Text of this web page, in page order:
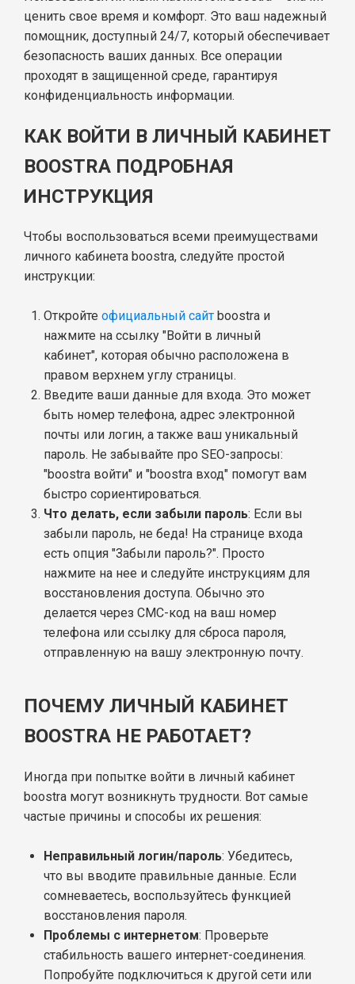
ценить свое время и комфорт. Это ваш надежный
помощник, доступный 24/7, который обеспечивает
безопасность ваших данных. Все операции
проходят в защищенной среде, гарантируя
конфиденциальность информации.
КАК ВОЙТИ В ЛИЧНЫЙ КАБИНЕТ
BOOSTRA ПОДРОБНАЯ
ИНСТРУКЦИЯ
Чтобы воспользоваться всеми преимуществами
личного кабинета boostra, следуйте простой
инструкции:
Откройте официальный сайт boostra и
нажмите на ссылку "Войти в личный
кабинет", которая обычно расположена в
правом верхнем углу страницы.
Введите ваши данные для входа. Это может
быть номер телефона, адрес электронной
почты или логин, а также ваш уникальный
пароль. Не забывайте про SEO-запросы:
"boostra войти" и "boostra вход" помогут вам
быстро сориентироваться.
Что делать, если забыли пароль: Если вы
забыли пароль, не беда! На странице входа
есть опция "Забыли пароль?". Просто
нажмите на нее и следуйте инструкциям для
восстановления доступа. Обычно это
делается через СМС-код на ваш номер
телефона или ссылку для сброса пароля,
отправленную на вашу электронную почту.
ПОЧЕМУ ЛИЧНЫЙ КАБИНЕТ
BOOSTRA НЕ РАБОТАЕТ?
Иногда при попытке войти в личный кабинет
boostra могут возникнуть трудности. Вот самые
частые причины и способы их решения:
Неправильный логин/пароль: Убедитесь,
что вы вводите правильные данные. Если
сомневаетесь, воспользуйтесь функцией
восстановления пароля.
Проблемы с интернетом: Проверьте
стабильность вашего интернет-соединения.
Попробуйте подключиться к другой сети или